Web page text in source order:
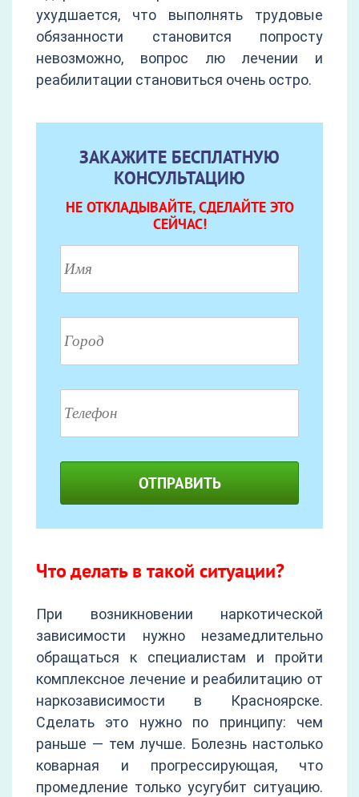
ухудшается, что выполнять трудовые
обязанности становится попросту
невозможно, вопрос лю лечении и
реабилитации становиться очень остро.
ЗАКАЖИТЕ БЕСПЛАТНУЮ
КОНСУЛЬТАЦИЮ
НЕ ОТКЛАДЫВАЙТЕ, СДЕЛАЙТЕ ЭТО
СЕЙЧАС!
ОТПРАВИТЬ
Что делать в такой ситуации?
При возникновении наркотической
зависимости нужно незамедлительно
обращаться к специалистам и пройти
комплексное лечение и реабилитацию от
наркозависимости в Красноярске.
Сделать это нужно по принципу: чем
раньше — тем лучше. Болезнь настолько
коварная и прогрессирующая, что
промедление только усугубит ситуацию.